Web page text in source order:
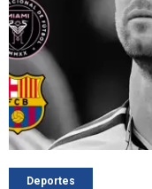
Deportes